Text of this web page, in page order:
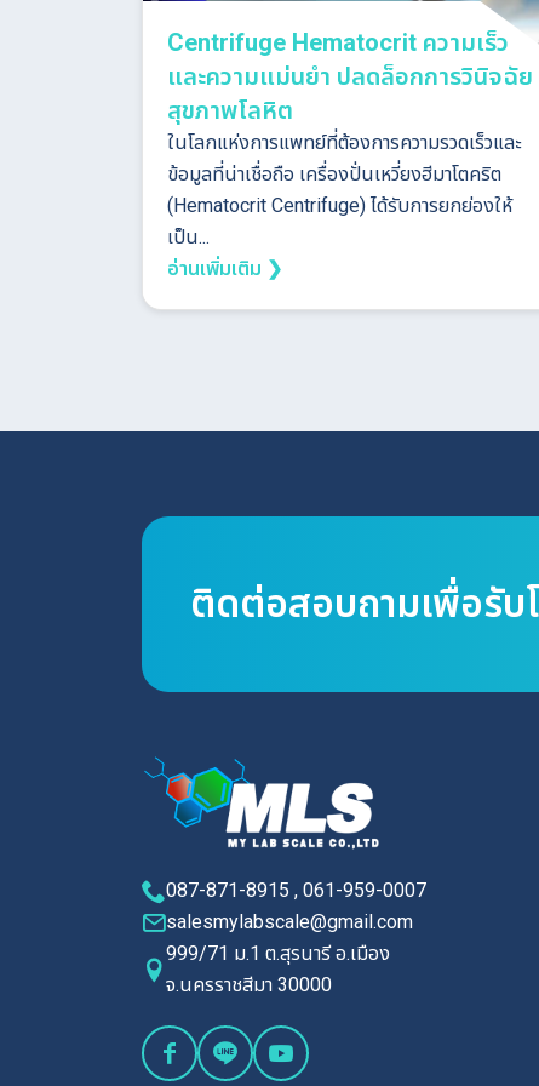
Centrifuge Hematocrit ความเร็ว
และความแม่นยำ ปลดล็อกการวินิจฉัย
สุขภาพโลหิต
ในโลกแห่งการแพทย์ที่ต้องการความรวดเร็วและ
ข้อมูลที่น่าเชื่อถือ เครื่องปั่นเหวี่ยงฮีมาโตคริต
(Hematocrit Centrifuge) ได้รับการยกย่องให้
เป็น...
อ่านเพิ่มเติม ❯
ติดต่อสอบถามเพื่อรั
087-871-8915 , 061-959-0007
salesmylabscale@gmail.com
999/71 ม.1 ต.สุรนารี อ.เมือง
จ.นครราชสีมา 30000